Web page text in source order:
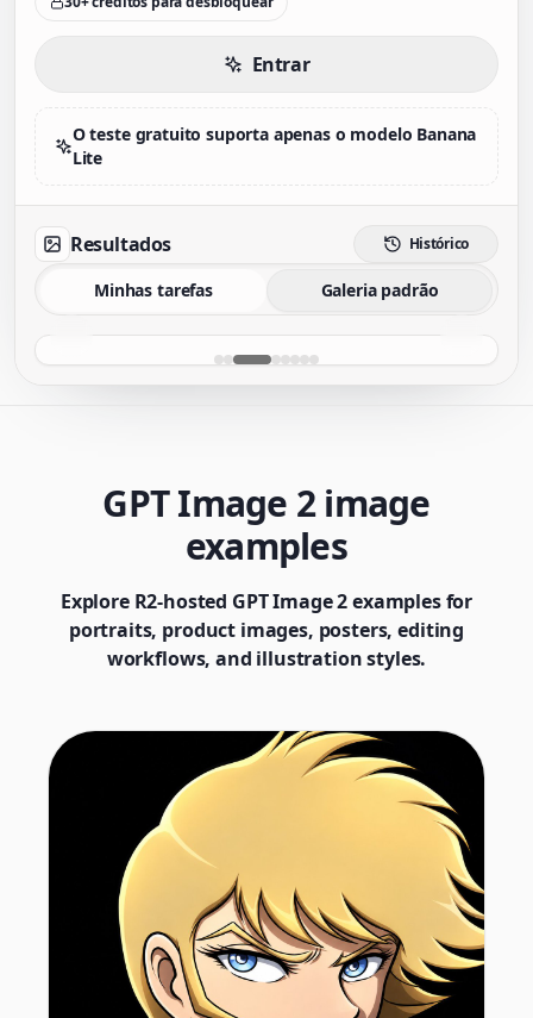
Entrar
O teste gratuito suporta apenas o modelo Banana
Lite
Resultados Histórico
Minhas tarefas Galeria padrão
GPT Image 2 image
examples
Explore R2-hosted GPT Image 2 examples for
portraits, product images, posters, editing
workflows, and illustration styles.